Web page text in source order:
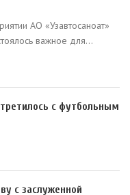
АО «Узавтосаноат»
важное для...
с футбольным
с заслуженной